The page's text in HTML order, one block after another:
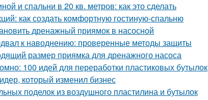
и спальни в 20 кв. метров: как это сделать
как создать комфортную гостиную-спальню
дренажный приямок в насосной
к наводнению: проверенные методы защиты
размер приямка для дренажного насоса
100 идей для переработки пластиковых бутылок
который изменил бизнес
поделок из воздушного пластилина и бутылок